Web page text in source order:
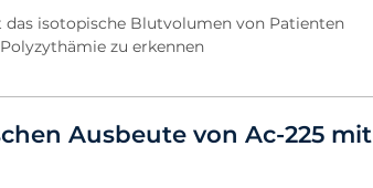
das isotopische Blutvolumen von Patienten
zu erkennen
Ausbeute von Ac-225 mit